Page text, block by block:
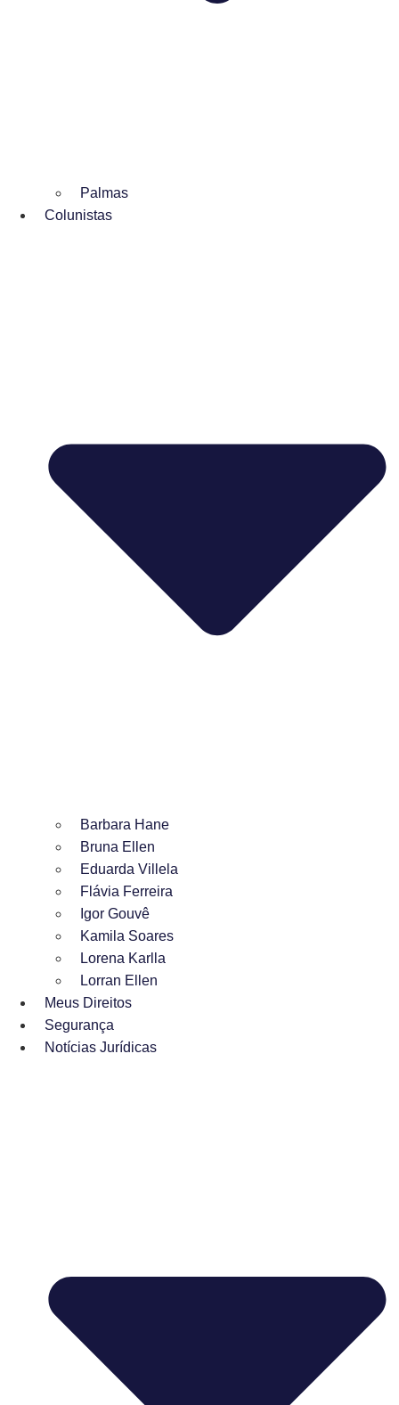
Palmas
Colunistas
Barbara Hane
Bruna Ellen
Eduarda Villela
Flávia Ferreira
Igor Gouvê
Kamila Soares
Lorena Karlla
Lorran Ellen
Meus Direitos
Segurança
Notícias Jurídicas